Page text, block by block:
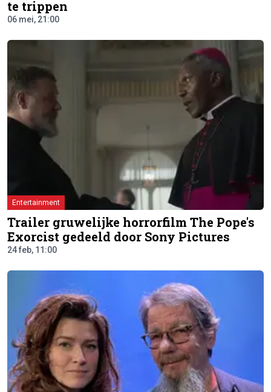
te trippen
06 mei, 21:00
Entertainment
Trailer gruwelijke horrorfilm The Pope's
Exorcist gedeeld door Sony Pictures
24 feb, 11:00